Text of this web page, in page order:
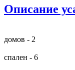
Описание
домов - 2
спален - 6